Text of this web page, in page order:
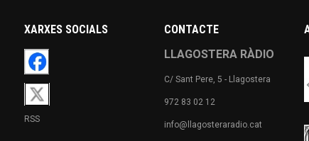
XARXES SOCIALS
RSS
CONTACTE
LLAGOSTERA RÀDIO
C/ Sant Pere, 5 - Llagostera
972 83 02 12
info@llagosteraradio.cat